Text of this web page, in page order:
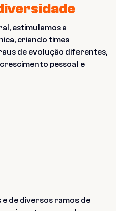
estimulamos a
criando times
de evolução diferentes,
pessoal e
de diversos ramos de